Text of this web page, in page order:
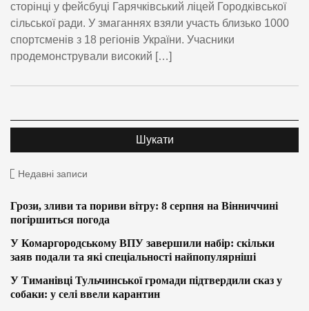
сторінці у фейсбуці Гарячківський ліцей Городківської
сільської ради. У змаганнях взяли участь близько 1000
спортсменів з 18 регіонів України. Учасники
продемонстрували високий […]
Недавні записи
Грози, зливи та пориви вітру: 8 серпня на Вінниччині
погіршиться погода
У Комаргородському ВПУ завершили набір: скільки
заяв подали та які спеціальності найпопулярніші
У Тиманівці Тульчинської громади підтвердили сказ у
собаки: у селі ввели карантин